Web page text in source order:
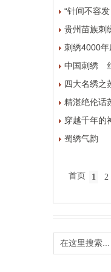
“针间不容
贵州苗族刺
刺绣4000
中国刺绣
四大名绣之
精湛绝伦话
穿越千年的
蜀绣气韵
首页 1 2